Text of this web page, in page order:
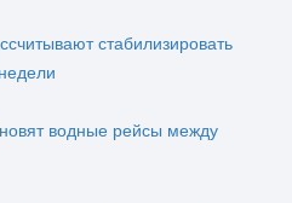
стабилизировать
водные рейсы между